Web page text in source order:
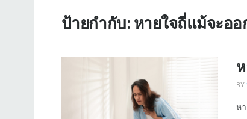
ป้ายกำกับ: หายใจถี่แม้จะออ
BY
หา